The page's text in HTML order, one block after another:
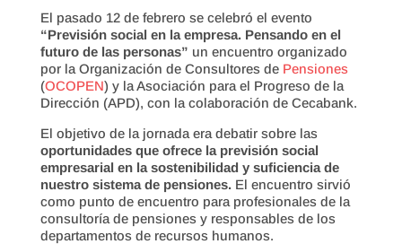
El pasado 12 de febrero se celebró el evento
“Previsión social en la empresa. Pensando en el
futuro de las personas” un encuentro organizado
por la Organización de Consultores de Pensiones
(OCOPEN) y la Asociación para el Progreso de la
Dirección (APD), con la colaboración de Cecabank.
El objetivo de la jornada era debatir sobre las
oportunidades que ofrece la previsión social
empresarial en la sostenibilidad y suficiencia de
nuestro sistema de pensiones.El encuentro sirvió
como punto de encuentro para profesionales de la
consultoría de pensiones y responsables de los
departamentos de recursos humanos.